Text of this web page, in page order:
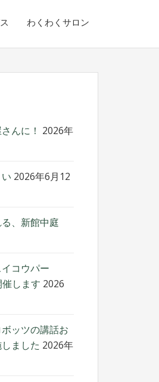
わくわくサロン
んに！ 2026年
2026年6月12
、新館中庭
コウパー
します 2026
ボッツの講話お
ました 2026年